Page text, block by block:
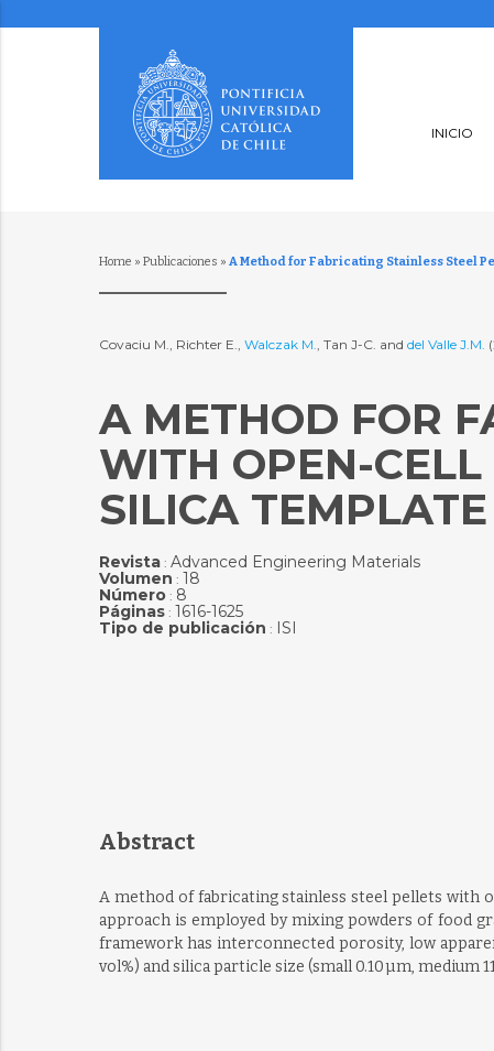
INICIO
Home » Publicaciones » A Method for Fabricating Stainless Steel
Covaciu M., Richter E., Walczak M., Tan J-C. and del Valle J.M.
A METHOD FOR
WITH OPEN-
SILICA TEMPLATE
Revista: Advanced Engineering Materials
Volumen : 18
Número: 8
Páginas: 1616-1625
Tipo de publicación : ISI
Abstract
A method of fabricating stainless steel pellets with
approach is employed by mixing powders of food
framework has interconnected porosity, low
vol%) and silica particle size (small 0.10 µm,